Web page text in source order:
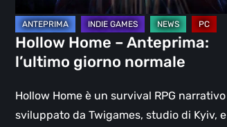
Hollow Home – Anteprima:
l’ultimo giorno normale
Hollow Home è un survival RPG narrativo
sviluppato da Twigames, studio di Kyiv, e